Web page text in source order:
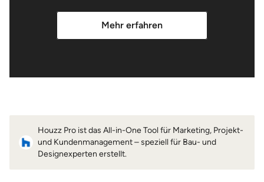
Mehr erfahren
Houzz Pro ist das All-in-One Tool für Marketing, Projekt-
und Kundenmanagement – speziell für Bau- und
Designexperten erstellt.